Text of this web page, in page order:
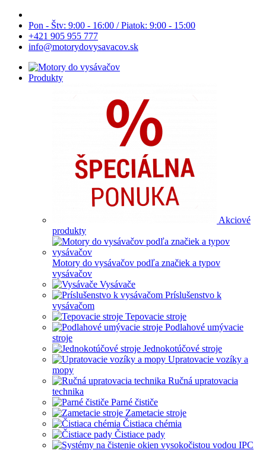
Pon - Štv: 9:00 - 16:00 / Piatok: 9:00 - 15:00
+421 905 955 777
info@motorydovysavacov.sk
Produkty
Akciové
produkty
Motory do vysávačov podľa značiek a typov
vysávačov
Vysávače
Príslušenstvo k
vysávačom
Tepovacie stroje
Podlahové umývacie
stroje
Jednokotúčové stroje
Upratovacie vozíky a
mopy
Ručná upratovacia
technika
Parné čističe
Zametacie stroje
Čistiaca chémia
Čistiace pady